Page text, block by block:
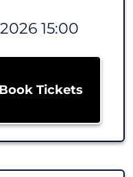
15:00
Book Tickets